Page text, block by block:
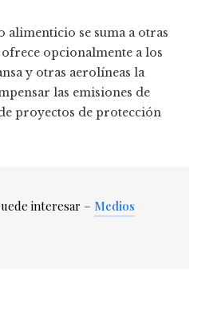
alimenticio se suma a otras
ofrece opcionalmente a los
y otras aerolíneas la
las emisiones de
proyectos de protección
interesar – Medios